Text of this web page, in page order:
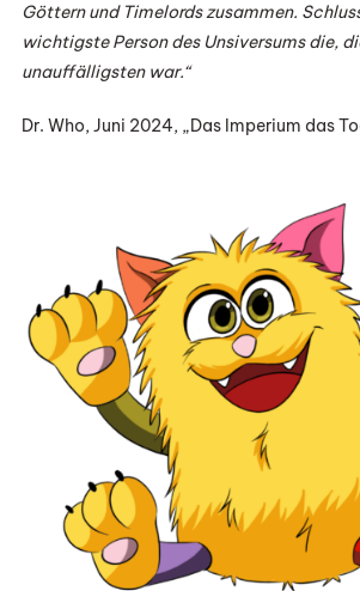
Göttern und Timelords zusammen.
wichtigste Person des Unsiversums die,
unauffälligsten war.“
Dr. Who, Juni 2024, „Das Imperium das